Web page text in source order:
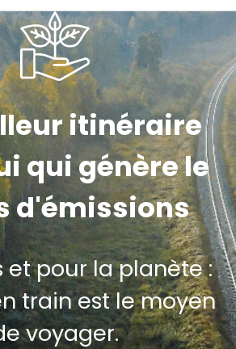
itinéraire
qui génère le
d'émissions
et pour la planète :
train est le moyen
voyager.